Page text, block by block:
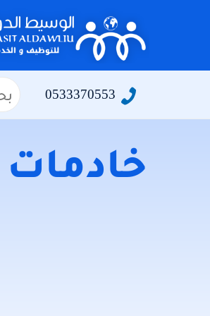
0533370553
عن:
خادمات